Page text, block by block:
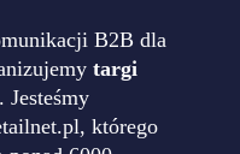
B2B dla
targi
. Jesteśmy
którego